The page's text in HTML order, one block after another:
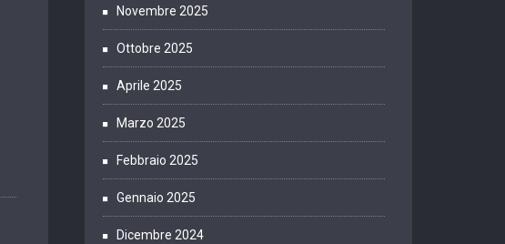
Novembre 2025
Ottobre 2025
Aprile 2025
Marzo 2025
Febbraio 2025
Gennaio 2025
Dicembre 2024